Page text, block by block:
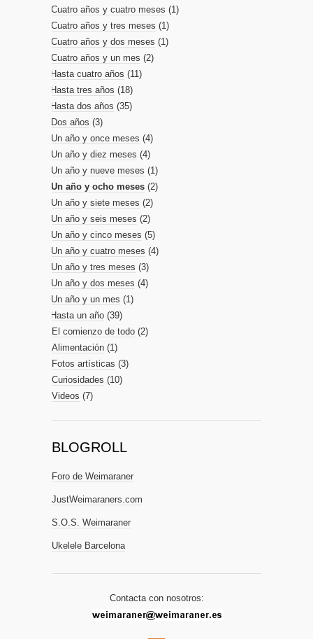
Cuatro años y cuatro meses (1)
Cuatro años y tres meses (1)
Cuatro años y dos meses (1)
Cuatro años y un mes (2)
Hasta cuatro años (11)
Hasta tres años (18)
Hasta dos años (35)
Dos años (3)
Un año y once meses (4)
Un año y diez meses (4)
Un año y nueve meses (1)
Un año y ocho meses(2)
Un año y siete meses (2)
Un año y seis meses (2)
Un año y cinco meses (5)
Un año y cuatro meses (4)
Un año y tres meses (3)
Un año y dos meses (4)
Un año y un mes (1)
Hasta un año (39)
El comienzo de todo (2)
Alimentación (1)
Fotos artísticas (3)
Curiosidades (10)
Videos (7)
BLOGROLL
Foro de Weimaraner
JustWeimaraners.com
S.O.S. Weimaraner
Ukelele Barcelona
Contacta con nosotros: